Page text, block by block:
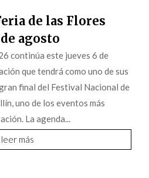
de las Flores
agosto
continúa este jueves 6 de
que tendrá como uno de sus
final del Festival Nacional de
uno de los eventos más
La agenda...
leer más